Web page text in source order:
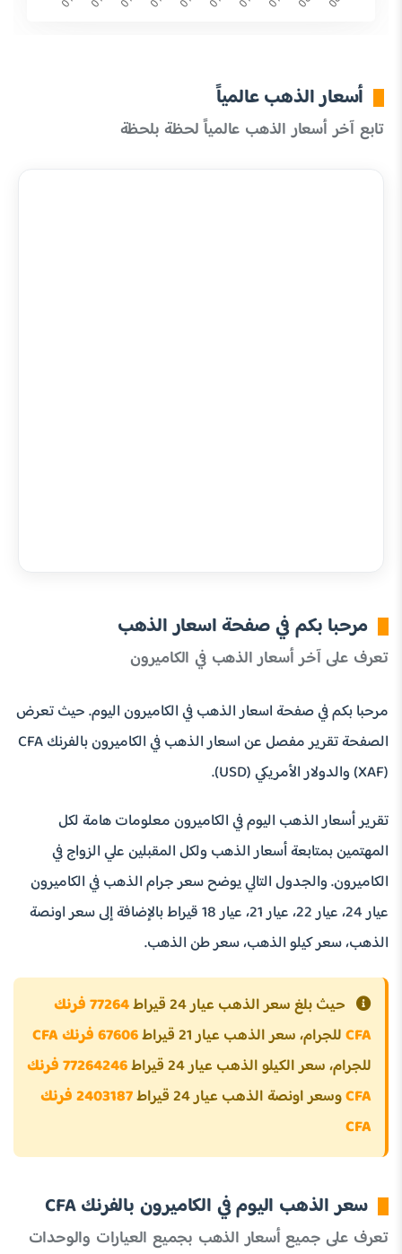
أسعار الذهب عالمياً
تابع آخر أسعار الذهب عالمياً لحظة بلحظة
مرحبا بكم في صفحة اسعار الذهب
تعرف على آخر أسعار الذهب في الكاميرون
مرحبا بكم في صفحة اسعار الذهب في الكاميرون اليوم. حيث تعرض
الصفحة تقرير مفصل عن اسعار الذهب في الكاميرون بالفرنك CFA
(XAF) والدولار الأمريكي (USD).
تقرير أسعار الذهب اليوم في الكاميرون معلومات هامة لكل
المهتمين بمتابعة أسعار الذهب ولكل المقبلين علي الزواج في
الكاميرون. والجدول التالي يوضح سعر جرام الذهب في الكاميرون
عيار 24، عيار 22، عيار 21، عيار 18 قيراط بالإضافة إلى سعر اونصة
الذهب، سعر كيلو الذهب، سعر طن الذهب.
حيث بلغ سعر الذهب عيار 24 قيراط
77264 فرنك
CFAللجرام، سعر الذهب عيار 21 قيراط
67606 فرنك CFA
للجرام، سعر الكيلو الذهب عيار 24 قيراط
77264246 فرنك
CFAوسعر اونصة الذهب عيار 24 قيراط
2403187 فرنك
CFA
سعر الذهب اليوم في الكاميرون بالفرنك CFA
تعرف على جميع أسعار الذهب بجميع العيارات والوحدات